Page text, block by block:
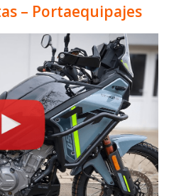
– Portaequipajes